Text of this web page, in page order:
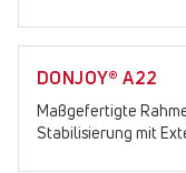
DONJOY® A22
Maßgefertigte
Stabilisierung mit